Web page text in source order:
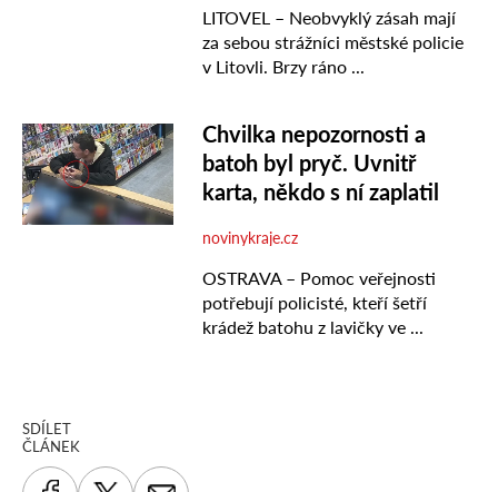
SDÍLET
ČLÁNEK